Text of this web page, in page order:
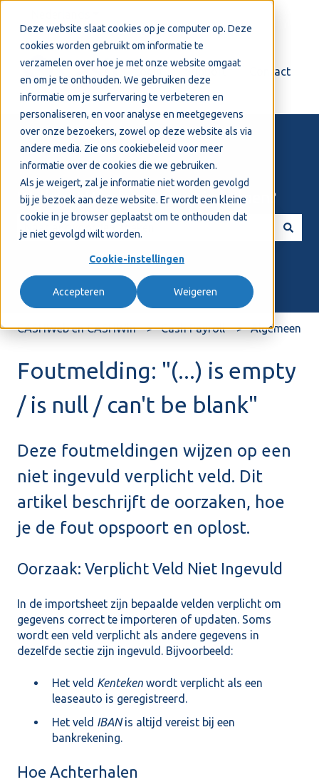
Deze website slaat cookies op je computer op. Deze
cookies worden gebruikt om informatie te
verzamelen over hoe je met onze website omgaat
en om je te onthouden. We gebruiken deze
informatie om je surfervaring te verbeteren en
personaliseren, en voor analyse en meetgegevens
over onze bezoekers, zowel op deze website als via
andere media. Zie ons cookiebeleid voor meer
informatie over de cookies die we gebruiken.
Als je weigert, zal je informatie niet worden gevolgd
bij je bezoek aan deze website. Er wordt een kleine
cookie in je browser geplaatst om te onthouden dat
je niet gevolgd wilt worden.
Cookie-instellingen
Accepteren Weigeren
Support Contact
Welkom! Hoe kunnen we je helpen?
CASHWeb en CASHWin Cash Payroll Algemeen
Foutmelding: "(...) is empty
/ is null / can't be blank"
Deze foutmeldingen wijzen op een
niet ingevuld verplicht veld. Dit
artikel beschrijft de oorzaken, hoe
je de fout opspoort en oplost.
Oorzaak: Verplicht Veld Niet Ingevuld
In de importsheet zijn bepaalde velden verplicht om
gegevens correct te importeren of updaten. Soms
wordt een veld verplicht als andere gegevens in
dezelfde sectie zijn ingevuld. Bijvoorbeeld:
Het veld Kenteken wordt verplicht als een
leaseauto is geregistreerd.
Het veld IBANis altijd vereist bij een
bankrekening.
Hoe Achterhalen